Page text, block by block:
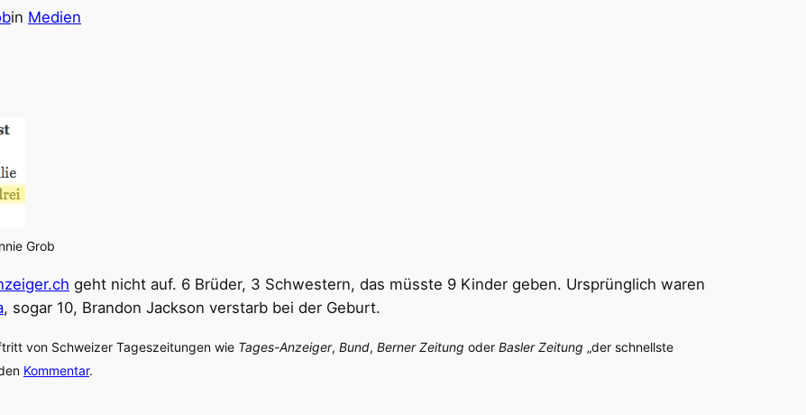
in Medien
Grob
geht nicht auf. 6 Brüder, 3 Schwestern, das müsste 9 Kinder geben. Ursprünglich waren
, sogar 10, Brandon Jackson verstarb bei der Geburt.
von Schweizer Tageszeitungen wie Tages-Anzeiger, Bund, Berner Zeitung oder Basler Zeitung „der schnellste
Kommentar.